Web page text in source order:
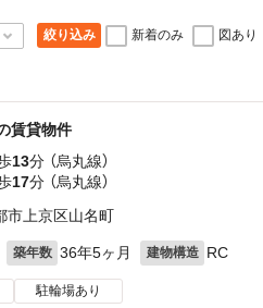
絞り込み 新着のみ 図あり
賃貸物件
13分 （烏丸線）
17分 （烏丸線）
市上京区山名町
築年数 36年5ヶ月 建物構造 RC
駐輪場あり